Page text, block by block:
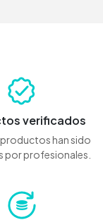
verificados
han sido
por profesionales.